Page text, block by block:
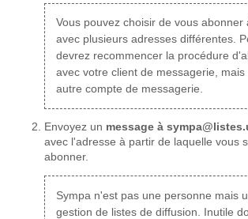
Vous pouvez choisir de vous abonner
avec plusieurs adresses différentes.
devrez recommencer la procédure
avec votre client de messagerie, mais
autre compte de messagerie.
Envoyez un message à
avec l'adresse à partir de laquelle vous
abonner.
Sympa n'est pas une personne mais
gestion de listes de diffusion. Inutile